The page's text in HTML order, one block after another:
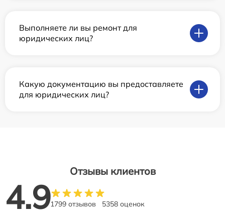
Выполняете ли вы ремонт для
юридических лиц?
Какую документацию вы предоставляете
для юридических лиц?
Отзывы клиентов
4.91799 отзывов 5358 оценок